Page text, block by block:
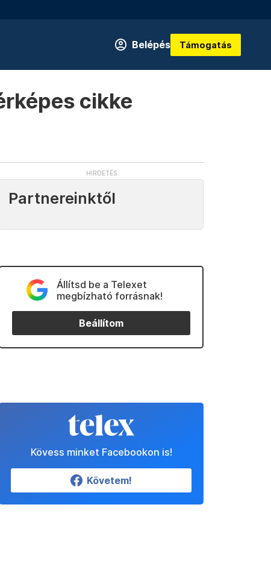
Belépés Támogatás
cikke
Partnereinktől
Állítsd be a Telexet
megbízható forrásnak!
Beállítom
Kövess minket Facebookon is!
Követem!